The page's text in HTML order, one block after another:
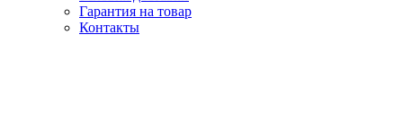
Гарантия на товар
Контакты